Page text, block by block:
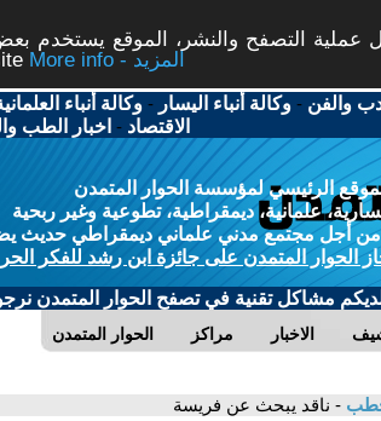
عملية التصفح والنشر، الموقع يستخدم
More info - المزيد
والفن -وكالة أنباء اليسار -وكالة أنباء
الاقتصاد - اخبار الطب
الرئيسي لمؤسسة الحوار المتمدن
علمانية، ديمقراطية، تطوعية وغير ربحية
أجل مجتمع مدني علماني ديمقراطي حديث
الحوار المتمدن على جائزة ابن رشد للفكر الحر
لديكم مشاكل تقنية في تصفح الحوار المتمدن
الحوار المتمدن مراكز الاخبار
حطب - ناقد يبحث عن فريسة